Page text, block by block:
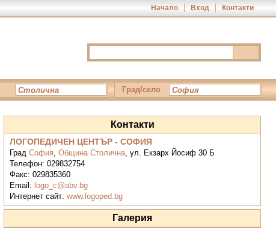
Начало Вход Контакти
Град/село
Контакти
ЛОГОПЕДИЧЕН ЦЕНТЪР - СОФИЯ
Град София, Община Столична, ул. Екзарх Йосиф 30 Б
Телефон: 029832754
Факс: 029835360
Email: logo_c@abv.bg
Интернет сайт: www.logoped.bg
Галерия